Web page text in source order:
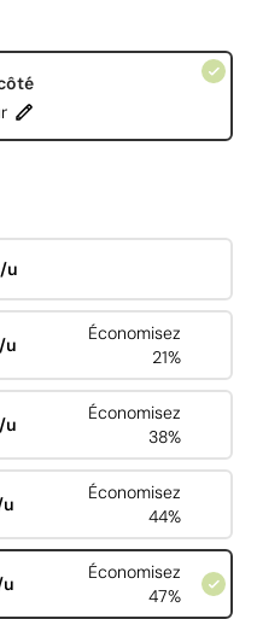
u
u
Économisez
21%
u
Économisez
38%
u
Économisez
44%
u
Économisez
47%